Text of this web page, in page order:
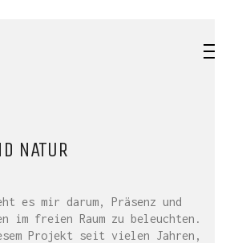
NATUR
es mir darum, Präsenz und
im freien Raum zu beleuchten.
Projekt seit vielen Jahren,